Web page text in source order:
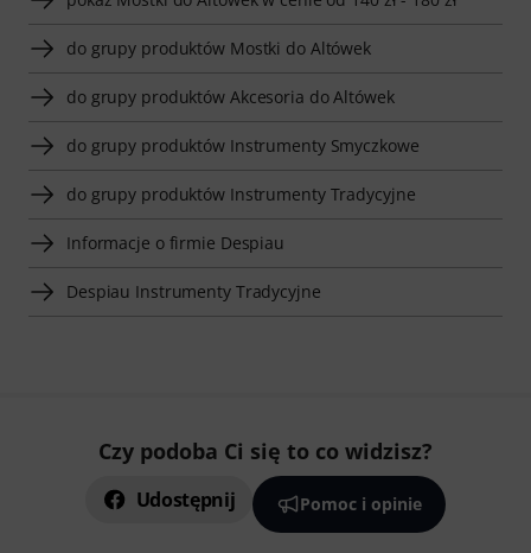
do grupy produktów Mostki do Altówek
do grupy produktów Akcesoria do Altówek
do grupy produktów Instrumenty Smyczkowe
do grupy produktów Instrumenty Tradycyjne
Informacje o firmie Despiau
Despiau Instrumenty Tradycyjne
Czy podoba Ci się to co widzisz?
Udostępnij Pomoc i opinie